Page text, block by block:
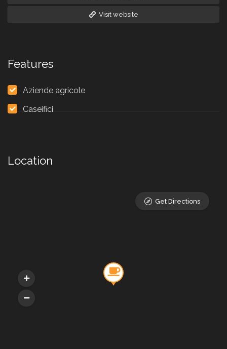
Visit website
Features
Aziende agricole
Caseifici
Location
Get Directions